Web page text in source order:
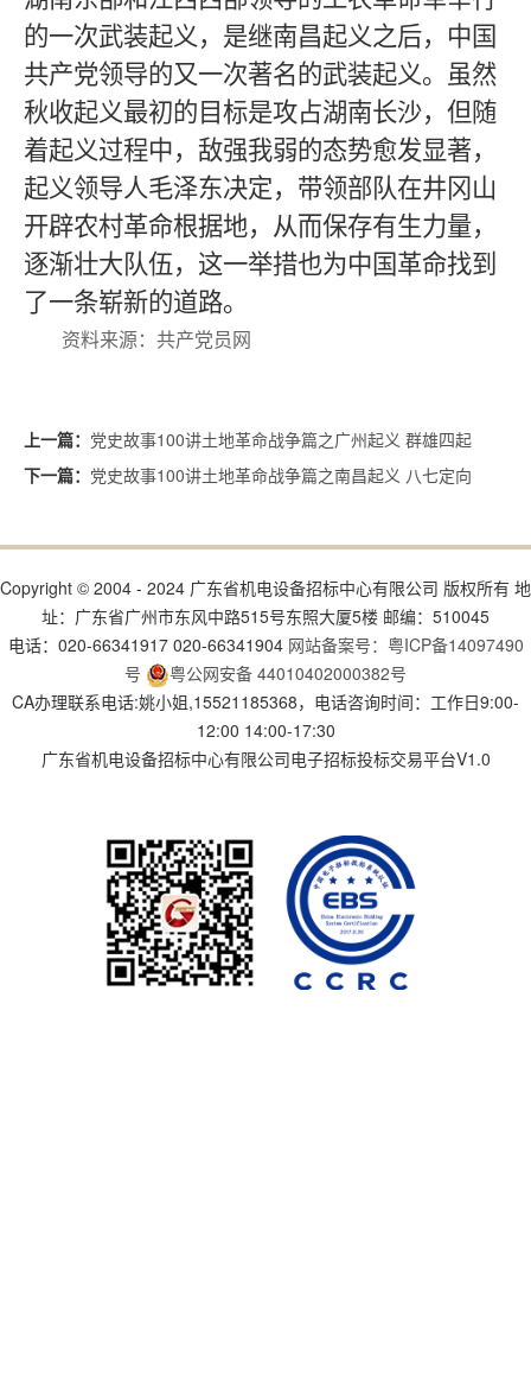
的一次武装起义，是继南昌起义之后，中国
共产党领导的又一次著名的武装起义。虽然
秋收起义最初的目标是攻占湖南长沙，但随
着起义过程中，敌强我弱的态势愈发显著，
起义领导人毛泽东决定，带领部队在井冈山
开辟农村革命根据地，从而保存有生力量，
逐渐壮大队伍，这一举措也为中国革命找到
了一条崭新的道路。
资料来源：共产党员网
上一篇： 党史故事100讲土地革命战争篇之广州起义 群雄四起
下一篇： 党史故事100讲土地革命战争篇之南昌起义 八七定向
Copyright © 2004 - 2024 广东省机电设备招标中心有限公司 版权所有 地
址：广东省广州市东风中路515号东照大厦5楼 邮编：510045
电话：020-66341917 020-66341904 网站备案号：粤ICP备14097490
号
粤公网安备 44010402000382号
CA办理联系电话:姚小姐,15521185368，电话咨询时间：工作日9:00-
12:00 14:00-17:30
广东省机电设备招标中心有限公司电子招标投标交易平台V1.0